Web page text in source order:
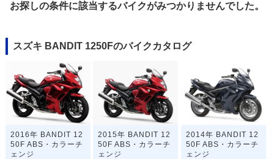
お探しの条件に該当するバイクがみつかりませんでした。
スズキ BANDIT 1250Fのバイクカタログ
2016年 BANDIT 12
50F ABS・カラーチ
ェンジ
2015年 BANDIT 12
50F ABS・カラーチ
ェンジ
2014年 BANDIT 12
50F ABS・カラーチ
ェンジ